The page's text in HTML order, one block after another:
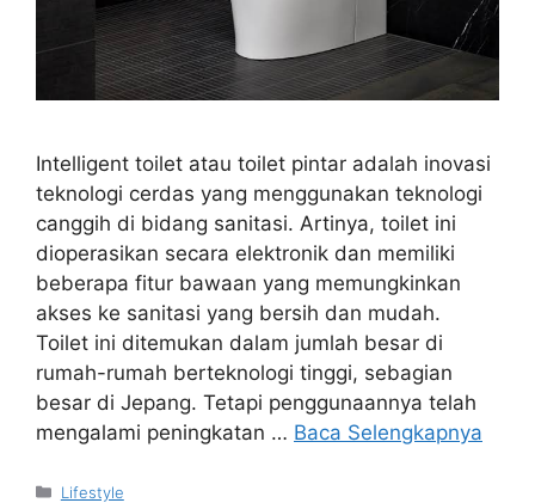
Intelligent toilet atau toilet pintar adalah inovasi
teknologi cerdas yang menggunakan teknologi
canggih di bidang sanitasi. Artinya, toilet ini
dioperasikan secara elektronik dan memiliki
beberapa fitur bawaan yang memungkinkan
akses ke sanitasi yang bersih dan mudah.
Toilet ini ditemukan dalam jumlah besar di
rumah-rumah berteknologi tinggi, sebagian
besar di Jepang. Tetapi penggunaannya telah
mengalami peningkatan … Baca Selengkapnya
Kategori
Lifestyle